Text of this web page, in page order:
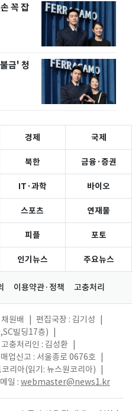
꼭 잡
금' 청
경제 국제
북한 금융·증권
IT·과학 바이오
스포츠 연재물
피플 포토
인기뉴스 주요뉴스
이용약관·정책 고충처리
원배 편집국장 : 김기성
빌딩17층)
고충처리인 : 김성환
업신고 : 서울종로 0676호
리아(읽기: 뉴스원코리아)
일 : webmaster@news1.kr